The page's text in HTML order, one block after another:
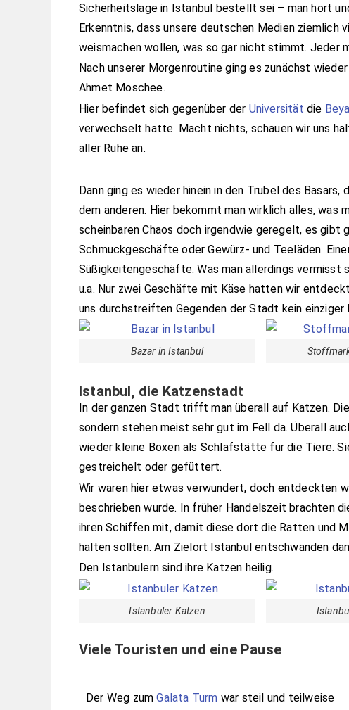
Sicherheitslage in Istanbul bestellt sei – man hört
Erkenntnis, dass unsere deutschen Medien ziemlich
weismachen wollen, was so gar nicht stimmt. Jeder
Nach unserer Morgenroutine ging es zunächst
Ahmet Moschee.
Hier befindet sich gegenüber der Universität die
verwechselt hatte. Macht nichts, schauen wir uns
aller Ruhe an.
Dann ging es wieder hinein in den Trubel des
dem anderen. Hier bekommt man wirklich alles, was
scheinbaren Chaos doch irgendwie geregelt, es gibt
Schmuckgeschäfte oder Gewürz- und Teeläden.
Süßigkeitengeschäfte. Was man allerdings
u.a. Nur zwei Geschäfte mit Käse hatten wir
uns durchstreiften Gegenden der Stadt kein
Bazar in Istanbul
Istanbul, die Katzenstadt
In der ganzen Stadt trifft man überall auf Katzen.
sondern stehen meist sehr gut im Fell da. Überall
wieder kleine Boxen als Schlafstätte für die Tiere.
gestreichelt oder gefüttert.
Wir waren hier etwas verwundert, doch entdeckten
beschrieben wurde. In früher Handelszeit brachten
ihren Schiffen mit, damit diese dort die Ratten und
halten sollten. Am Zielort Istanbul entschwanden
Den Istanbulern sind ihre Katzen heilig.
Istanbuler Katzen
Viele Touristen und eine Pause
Der Weg zumGalata Turm war steil und teilweise